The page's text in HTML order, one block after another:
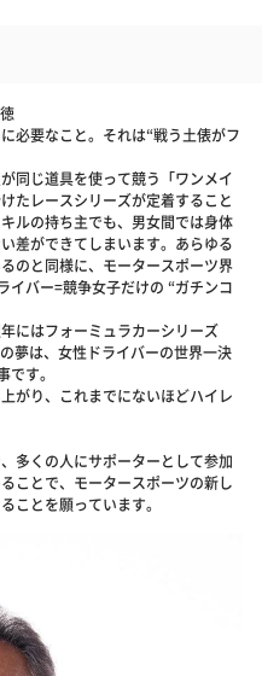
必要なこと。それは“戦う土俵がフ
同じ道具を使って競う「ワンメイ
たレースシリーズが定着すること
ルの持ち主でも、男女間では身体
差ができてしまいます。あらゆる
のと同様に、モータースポーツ界
イバー=競争女子だけの “ガチンコ
にはフォーミュラカーシリーズ
夢は、女性ドライバーの世界一決
す。
がり、これまでにないほどハイレ
多くの人にサポーターとして参加
ことで、モータースポーツの新し
ことを願っています。